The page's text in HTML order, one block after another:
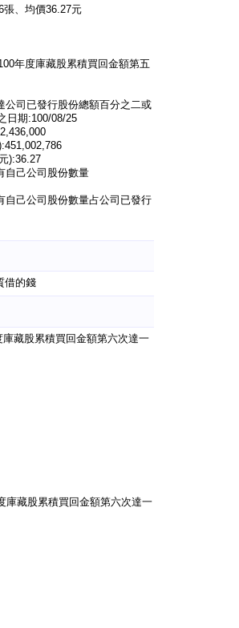
張、均價36.27元
年度庫藏股累積買回金額第五
公司已發行股份總額百分之二或
日期:100/08/25
):36.27
自己公司股份數量
自己公司股份數量占公司已發行
借的錢
藏股累積買回金額第六次達一
庫藏股累積買回金額第六次達一